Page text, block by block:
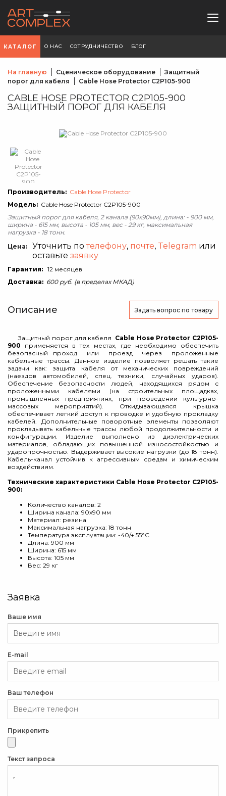
КАТАЛОГ О НАС СОТРУДНИЧЕСТВО БЛОГ
На главную Сценическое оборудование
Защитный
порог для кабеля
Cable Hose Protector С2P105-900
CABLE HOSE PROTECTOR С2P105-900
ЗАЩИТНЫЙ ПОРОГ ДЛЯ КАБЕЛЯ
Производитель: Cable Hose Protector
Модель: Cable Hose Protector С2P105-900
Защитный порог для кабеля, 2 канала (90x90мм), длина: - 900 мм,
ширина - 615 мм, высота - 105 мм, вес - 29 кг, максимальная
нагрузка - 18 тонн.
Цена:
Уточнить потелефону, почте, Telegram или
оставьте заявку
Гарантия: 12 месяцев
Доставка: 600 руб. (в пределах МКАД)
Описание Задать вопрос по товару
Защитный порог для кабеля Cable Hose Protector С2P105-
900 применяется в тех местах, где необходимо обеспечить
безопасный проход или проезд через проложенные
кабельные трассы. Данное изделие позволяет решать такие
задачи как: защита кабеля от механических повреждений
(наездов автомобилей, спец. техники, случайных ударов).
Обеспечение безопасности людей, находящихся рядом с
проложенными кабелями (на строительных площадках,
промышленных предприятиях, при проведении культурно-
массовых мероприятий). Откидывающаяся крышка
обеспечивает легкий доступ к проводке и удобную прокладку
кабелей. Дополнительные поворотные элементы позволяют
прокладывать кабельные трассы любой продолжительности и
конфигурации. Изделие выполнено из диэлектрических
материалов, обладающих повышенной износостойкостью и
ударопрочностью. Выдерживает высокие нагрузки (до 18 тонн).
Кабель-канал устойчив к агрессивным средам и химическим
воздействиям.
Технические характеристики Cable Hose Protector С2P105-
900:
Количество каналов: 2
Ширина канала: 90x90 мм
Материал: резина
Максимальная нагрузка: 18 тонн
Температура эксплуатации: -40/+ 55°C
Длина: 900 мм
Ширина: 615 мм
Высота: 105 мм
Вес: 29 кг
Заявка
Ваше имя
E-mail
Ваш телефон
Прикрепить
Текст запроса